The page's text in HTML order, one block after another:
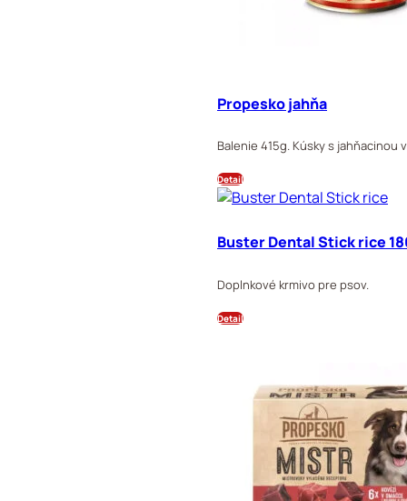
Propesko jahňa
Balenie 415g. Kúsky s jahňacinou
Detail
Buster Dental Stick rice
Doplnkové krmivo pre psov.
Detail